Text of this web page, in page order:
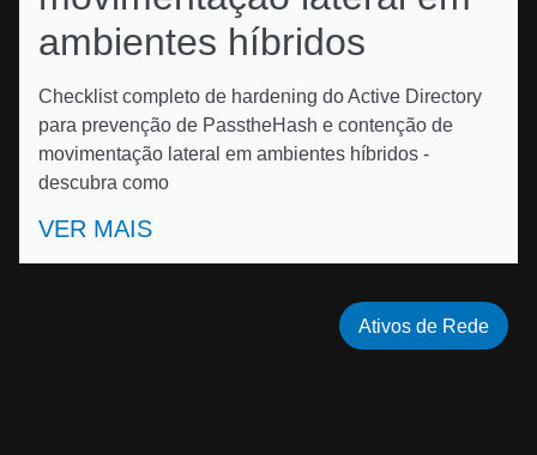
ambientes híbridos
Checklist completo de hardening do Active Directory
para prevenção de PasstheHash e contenção de
movimentação lateral em ambientes híbridos -
descubra como
VER MAIS
Ativos de Rede